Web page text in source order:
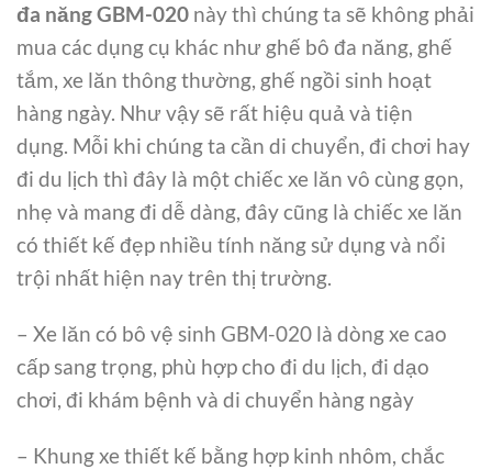
đa năng GBM-020 này thì chúng ta sẽ không phải
mua các dụng cụ khác như ghế bô đa năng, ghế
tắm, xe lăn thông thường, ghế ngồi sinh hoạt
hàng ngày. Như vậy sẽ rất hiệu quả và tiện
dụng. Mỗi khi chúng ta cần di chuyển, đi chơi hay
đi du lịch thì đây là một chiếc xe lăn vô cùng gọn,
nhẹ và mang đi dễ dàng, đây cũng là chiếc xe lăn
có thiết kế đẹp nhiều tính năng sử dụng và nổi
trội nhất hiện nay trên thị trường.
– Xe lăn có bô vệ sinh GBM-020 là dòng xe cao
cấp sang trọng, phù hợp cho đi du lịch, đi dạo
chơi, đi khám bệnh và di chuyển hàng ngày
– Khung xe thiết kế bằng hợp kinh nhôm, chắc